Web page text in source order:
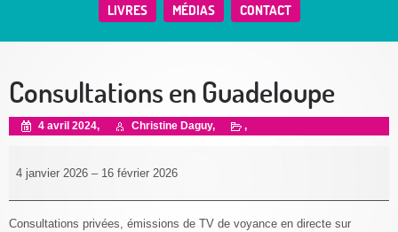
LIVRES
MÉDIAS CONTACT
Consultations en Guadeloupe
4 avril 2024, Christine Daguy, ,
4 janvier 2026 – 16 février 2026
Consultations privées, émissions de TV de voyance en directe sur